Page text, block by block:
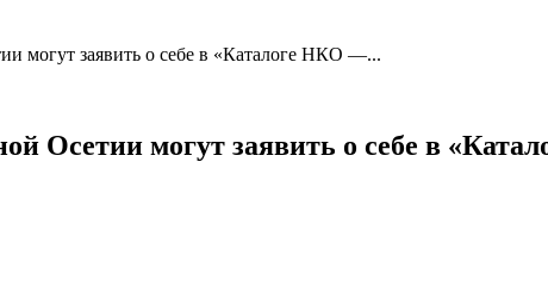
могут заявить о себе в «Каталоге НКО —...
Осетии могут заявить о себе в